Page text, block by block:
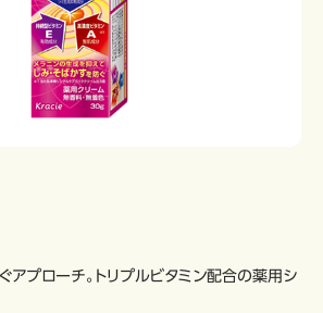
アプローチ。トリプルビタミン配合の薬用シ